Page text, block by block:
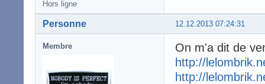
Hors ligne
12.12.2013 07:24:31
Personne
Membre
On m'a dit de
http://
http://